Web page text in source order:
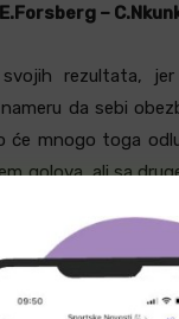
–
rezultata,
da sebi
će mnogo toga
golova, ali sa
su poraze, a
ali svakako ih ne
ishoda.
E.Bicakcic